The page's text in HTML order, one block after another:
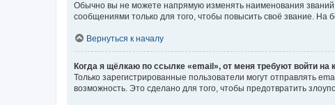
Обычно вы не можете напрямую изменять наименования
сообщениями только для того, чтобы повысить своё звание.
Вернуться к началу
Когда я щёлкаю по ссылке «email», от меня требуют войти на
Только зарегистрированные пользователи могут отправлять
возможность. Это сделано для того, чтобы предотвратить